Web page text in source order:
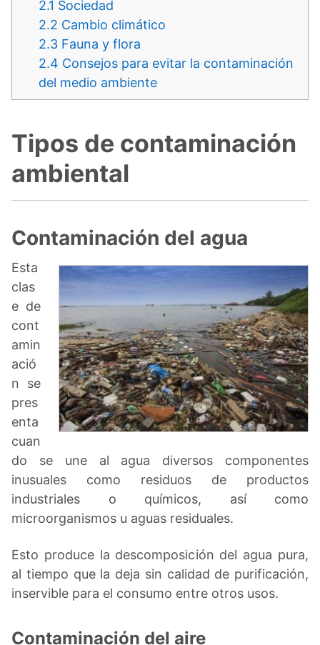
2.1 Sociedad
2.2 Cambio climático
2.3 Fauna y flora
2.4 Consejos para evitar la contaminación
del medio ambiente
Tipos de contaminación
ambiental
Contaminación del agua
Esta
clas
e de
cont
amin
ació
n se
pres
enta
cuan
do se une al agua diversos componentes
inusuales como residuos de productos
industriales o químicos, así como
microorganismos u aguas residuales.
Esto produce la descomposición del agua pura,
al tiempo que la deja sin calidad de purificación,
inservible para el consumo entre otros usos.
Contaminación del aire